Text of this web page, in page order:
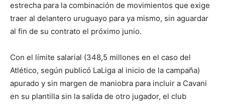
estrecha para la combinación de movimientos que exige
traer al delantero uruguayo para ya mismo, sin aguardar
al fin de su contrato el próximo junio.
Con el límite salarial (348,5 millones en el caso del
Atlético, según publicó LaLiga al inicio de la campaña)
apurado y sin margen de maniobra para incluir a Cavani
en su plantilla sin la salida de otro jugador, el club